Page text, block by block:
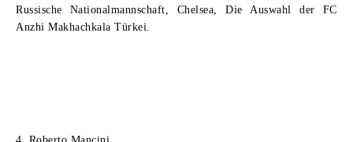
Russische Nationalmannschaft, Chelsea, Die Auswahl der FC
Anzhi Makhachkala Türkei.